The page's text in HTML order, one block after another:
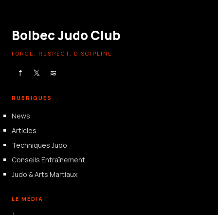
Bolbec Judo Club
FORCE, RESPECT, DISCIPLINE
f 𝕏 ≋
RUBRIQUES
News
Articles
Techniques Judo
Conseils Entraînement
Judo & Arts Martiaux
LE MÉDIA